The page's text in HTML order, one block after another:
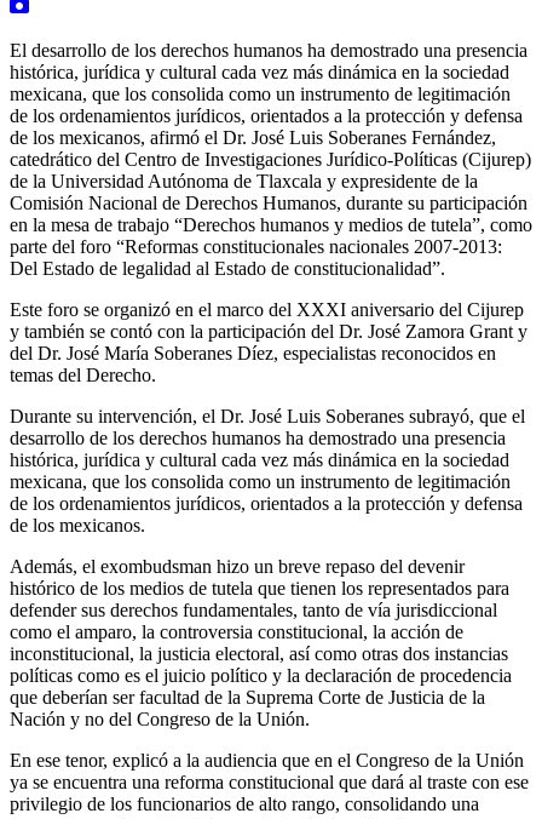
El desarrollo de los derechos humanos ha demostrado una presencia
histórica, jurídica y cultural cada vez más dinámica en la sociedad
mexicana, que los consolida como un instrumento de legitimación
de los ordenamientos jurídicos, orientados a la protección y defensa
de los mexicanos, afirmó el Dr. José Luis Soberanes Fernández,
catedrático del Centro de Investigaciones Jurídico-Políticas (Cijurep)
de la Universidad Autónoma de Tlaxcala y expresidente de la
Comisión Nacional de Derechos Humanos, durante su participación
en la mesa de trabajo “Derechos humanos y medios de tutela”, como
parte del foro “Reformas constitucionales nacionales 2007-2013:
Del Estado de legalidad al Estado de constitucionalidad”.
Este foro se organizó en el marco del XXXI aniversario del Cijurep
y también se contó con la participación del Dr. José Zamora Grant y
del Dr. José María Soberanes Díez, especialistas reconocidos en
temas del Derecho.
Durante su intervención, el Dr. José Luis Soberanes subrayó, que el
desarrollo de los derechos humanos ha demostrado una presencia
histórica, jurídica y cultural cada vez más dinámica en la sociedad
mexicana, que los consolida como un instrumento de legitimación
de los ordenamientos jurídicos, orientados a la protección y defensa
de los mexicanos.
Además, el exombudsman hizo un breve repaso del devenir
histórico de los medios de tutela que tienen los representados para
defender sus derechos fundamentales, tanto de vía jurisdiccional
como el amparo, la controversia constitucional, la acción de
inconstitucional, la justicia electoral, así como otras dos instancias
políticas como es el juicio político y la declaración de procedencia
que deberían ser facultad de la Suprema Corte de Justicia de la
Nación y no del Congreso de la Unión.
En ese tenor, explicó a la audiencia que en el Congreso de la Unión
ya se encuentra una reforma constitucional que dará al traste con ese
privilegio de los funcionarios de alto rango, consolidando una